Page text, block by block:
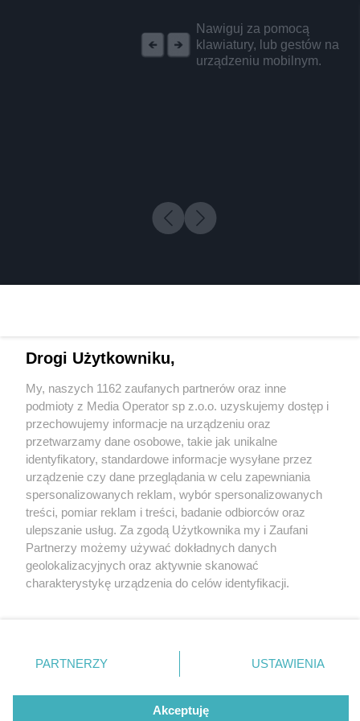
Nawiguj za pomocą
klawiatury, lub gestów na
urządzeniu mobilnym.
3 / 0
Wydawca mediów lokalnych
Nie zapomnij
zapoznać się z:
polityką prywatności
Twojemiasto
Piekary Śląskie
Chorzów
Tarnowskie Góry
Gliwice
Skontakuj sięz nami
Kontakt
Redakcja
Newsletter
Drogi Użytkowniku,
My, naszych 1162 zaufanych partnerów oraz inne
podmioty z Media Operator sp z.o.o. uzyskujemy dostęp i
przechowujemy informacje na urządzeniu oraz
przetwarzamy dane osobowe, takie jak unikalne
identyfikatory, standardowe informacje wysyłane przez
urządzenie czy dane przeglądania w celu zapewniania
spersonalizowanych reklam, wybór spersonalizowanych
treści, pomiar reklam i treści, badanie odbiorców oraz
ulepszanie usług. Za zgodą Użytkownika my i Zaufani
Partnerzy możemy używać dokładnych danych
geolokalizacyjnych oraz aktywnie skanować
charakterystykę urządzenia do celów identyfikacji.
zmienić/wycofać klikając przycisk ustawień prywatności
znajdujący się w lewym dolnym rogu strony
rodzaje przetwarzania danych nie wymagają zgody
użytkownika, ale masz prawo sprzeciwić się takiemu
PARTNERZY USTAWIENIA
Akceptuję